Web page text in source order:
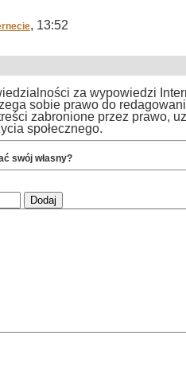
, 13:52
za wypowiedzi
sobie prawo do
zabronione przez prawo,
społecznego.
swój własny?